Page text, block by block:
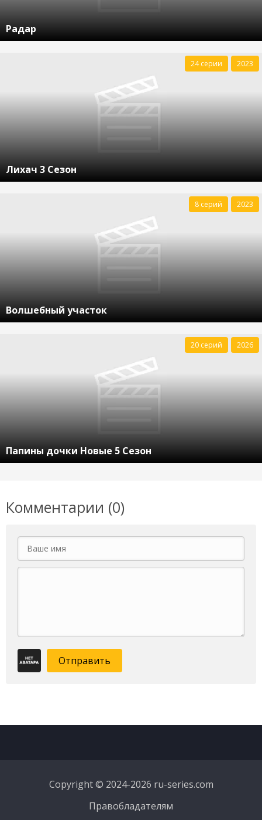
Радар
Лихач 3 Сезон
24 серии 2023
Волшебный участок
8 серий 2023
Папины дочки Новые 5 Сезон
20 серий 2026
Комментарии (0)
Отправить
Copyright © 2024-2026 ru-series.com
Правобладателям